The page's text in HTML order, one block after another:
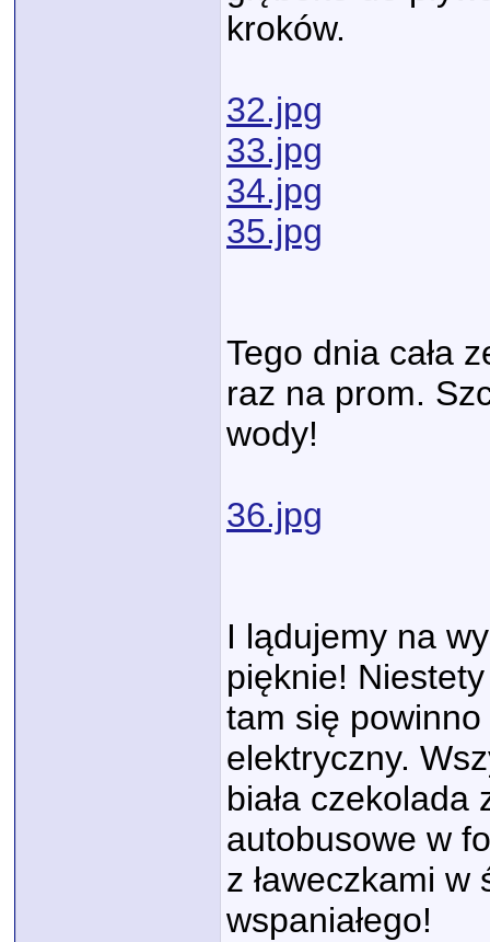
kroków.
32.jpg
33.jpg
34.jpg
35.jpg
Tego dnia cała
raz na prom.
wody!
36.jpg
I lądujemy na
pięknie!
tam się
elektryczny.
biała
autobusowe w
z ławeczkami
wspaniałego!